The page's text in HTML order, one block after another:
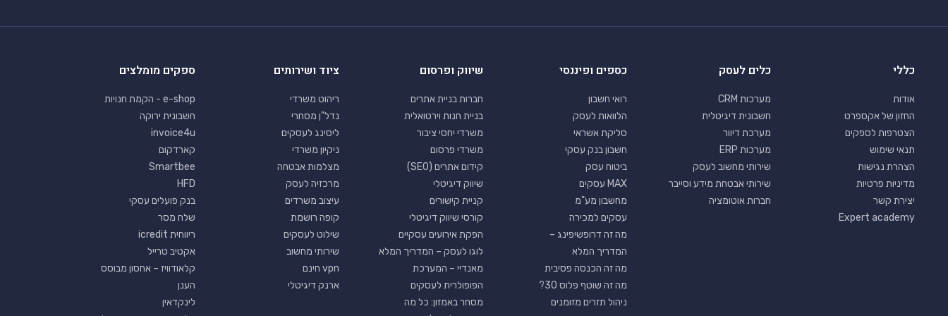
כללי
אודות
החזון של אקספרט
הצטרפות לספקים
תנאי שימוש
הצהרת נגישות
מדיניות פרטיות
יצירת קשר
Expert academy
כלים לעסק
מערכות CRM
חשבונית דיגיטלית
מערכת דיוור
מערכות ERP
שירותי מחשוב לעסק
שירותי אבטחת מידע וסייבר
חברות אוטומציה
כספים ופיננסי
רואי חשבון
הלוואות לעסק
סליקת אשראי
חשבון בנק עסקי
ביטוח עסק
MAX עסקים
מחשבון מע"מ
עסקים למכירה
מה זה דרופשיפינג –
המדריך המלא
מה זה הכנסה פסיבית
מה זה שוטף פלוס 30?
ניהול תזרים מזומנים
שיווק ופרסום
חברות בניית אתרים
בניית חנות וירטואלית
משרדי יחסי ציבור
משרדי פרסום
קידום אתרים (SEO)
שיווק דיגיטלי
קניית קישורים
קורסי שיווק דיגיטלי
הפקת אירועים עסקיים
לוגו לעסק – המדריך המלא
מאנדיי – המערכת
הפופולרית לעסקים
מסחר באמזון: כל מה
ציוד ושירותים
ריהוט משרדי
נדל"ן מסחרי
ליסינג לעסקים
ניקיון משרדי
מצלמות אבטחה
מרכזיה לעסק
עיצוב משרדים
קופה רושמת
שילוט לעסקים
שירותי מחשוב
vpn חינם
ארנק דיגיטלי
ספקים מומלצים
e-shop - הקמת חנויות
חשבונית ירוקה
invoice4u
קארדקום
Smartbee
HFD
בנק פועלים עסקי
שלח מסר
ריווחית icredit
אקטיב טרייל
קלאודוויז – אחסון מבוסס
הענן
לינקדאין